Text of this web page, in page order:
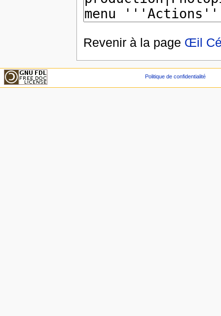
Revenir à la page Œil
Politique de confidentialité